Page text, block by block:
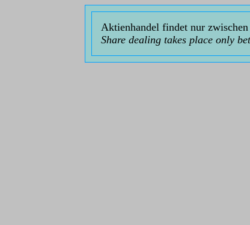
Aktienhandel findet nur
Share dealing takes place only